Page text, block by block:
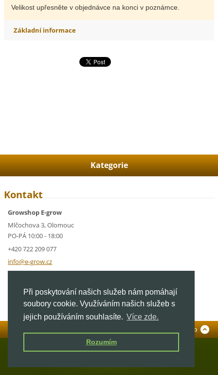
Při poskytování našich služeb nám pomáhají
soubory cookie. Využíváním našich služeb s
jejich používáním souhlasíte. Více zde.
Rozumím
Velikost upřesněte v objednávce na konci v poznámce.
Základní informace
Kategorie
Kontakt
Growshop E-grow
Mlčochova 3, Olomouc
PO-PÁ 10:00 - 18:00
+420 722 209 077
info@e-grow.cz
IČ: 05928591
DIČ: CZ05928591
To Top
© 2026 E-grow.cz. Všechna práva vyhrazena.